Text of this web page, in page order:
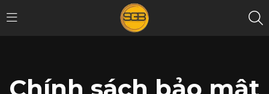
Chính sách bảo mật